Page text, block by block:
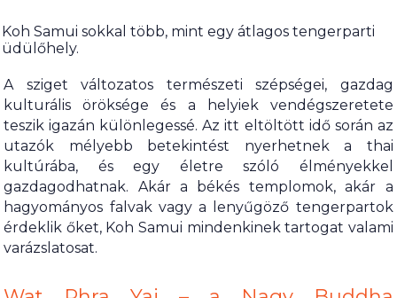
Koh Samui sokkal több, mint egy átlagos tengerparti
üdülőhely.
A sziget változatos természeti szépségei, gazdag
kulturális öröksége és a helyiek vendégszeretete
teszik igazán különlegessé. Az itt eltöltött idő során az
utazók mélyebb betekintést nyerhetnek a thai
kultúrába, és egy életre szóló élményekkel
gazdagodhatnak. Akár a békés templomok, akár a
hagyományos falvak vagy a lenyűgöző tengerpartok
érdeklik őket, Koh Samui mindenkinek tartogat valami
varázslatosat.